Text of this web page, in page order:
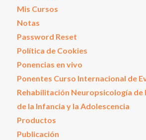
Mis Cursos
Notas
Password Reset
Política de Cookies
Ponencias en vivo
Ponentes Curso Internacional de
Rehabilitación Neuropsicología
de la Infancia y la Adolescencia
Productos
Publicación